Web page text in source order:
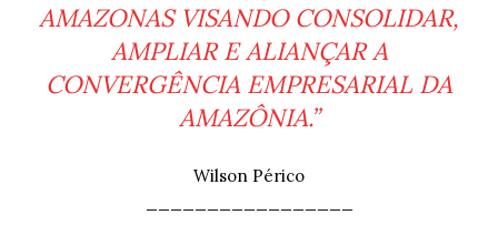
AMAZONAS VISANDO CONSOLIDAR,
AMPLIAR E ALIANÇAR A
CONVERGÊNCIA EMPRESARIAL DA
AMAZÔNIA.”
Wilson Périco